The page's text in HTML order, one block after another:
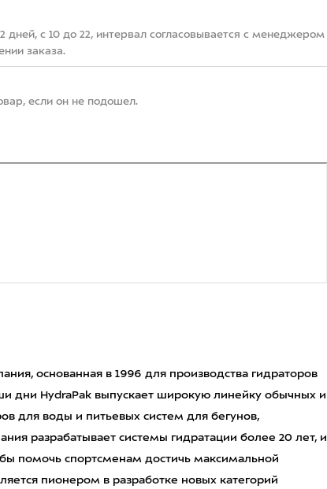
дней, с 10 до 22, интервал согласовывается с менеджером
заказа.
если он не подошел.
основанная в 1996 для производства гидраторов
дни HydraPak выпускает широкую линейку обычных и
для воды и питьевых систем для бегунов,
разрабатывает системы гидратации более 20 лет, и
помочь спортсменам достичь максимальной
пионером в разработке новых категорий